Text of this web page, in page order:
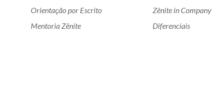
Orientação por Escrito
Mentoria Zênite
Zênite in Company
Diferenciais